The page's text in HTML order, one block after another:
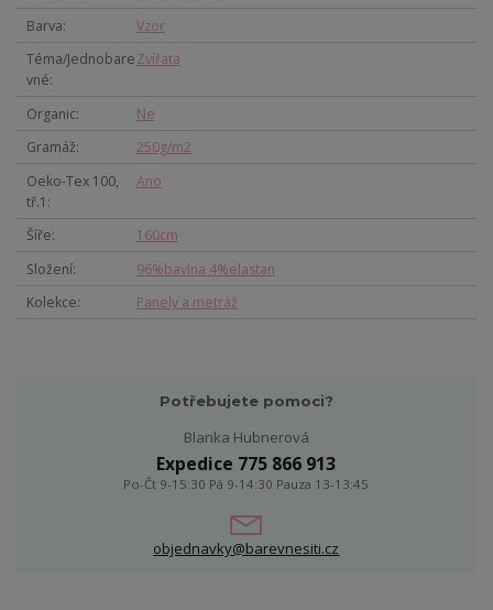
Barva
Vzor
Téma/Jednobare
vné
Zvířata
Organic
Ne
Gramáž
250g/m2
Oeko-Tex 100,
tř.1
Ano
Šíře
160cm
Složení
96%bavlna 4%elastan
Kolekce
Panely a metráž
Potřebujete pomoci?
Blanka Hubnerová
Expedice 775 866 913
Po-Čt 9-15:30 Pá 9-14:30 Pauza 13-13:45
objednavky@barevnesiti.cz